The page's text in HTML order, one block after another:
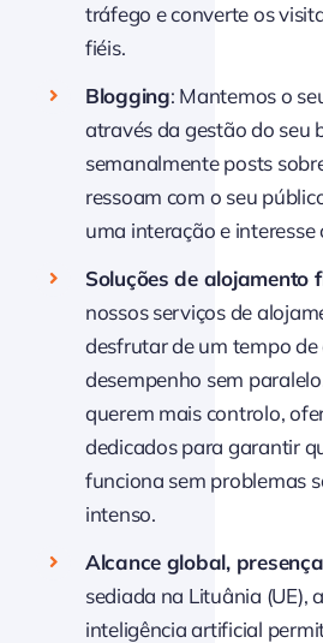
tráfego e converte os
fiéis.
Blogging: Mantemos o
através da gestão do seu
semanalmente posts
ressoam com o seu
uma interação e interesse
Soluções de alojamento
nossos serviços de
desfrutar de um tempo
desempenho sem
querem mais controlo,
dedicados para garantir
funciona sem problemas
intenso.
Alcance global,
sediada na Lituânia (UE),
inteligência artificial